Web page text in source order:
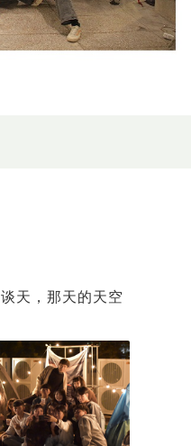
天，那天的天空